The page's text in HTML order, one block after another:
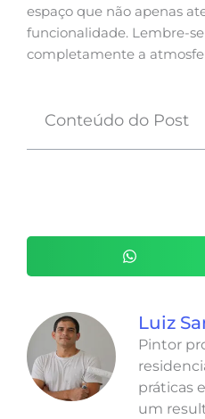
espaço que não apenas
funcionalidade. Lembre-
completamente a
Conteúdo do Post
Luiz
Pintor
práticas
um